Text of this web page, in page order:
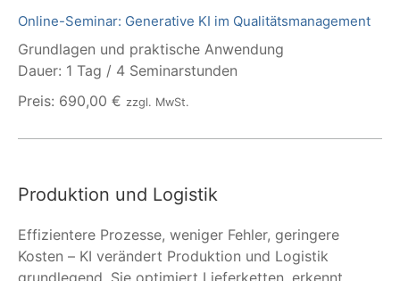
Online-Seminar: Generative KI im Qualitätsmanagement
Grundlagen und praktische Anwendung
Dauer: 1 Tag / 4 Seminarstunden
Preis: 690,00 € zzgl. MwSt.
Produktion und Logistik
Effizientere Prozesse, weniger Fehler, geringere
Kosten – KI verändert Produktion und Logistik
grundlegend. Sie optimiert Lieferketten, erkennt